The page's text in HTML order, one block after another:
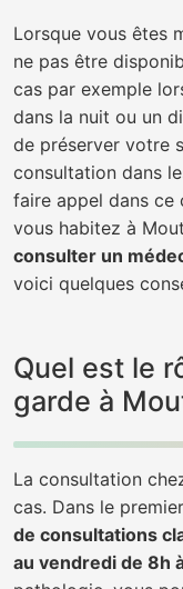
Lorsque vous êtes
ne pas être
cas par exemple
dans la nuit ou un
de préserver votre
consultation dans
faire appel dans ce
vous habitez à
consulter un
voici quelques
Quel est le
garde à
La consultation
cas. Dans le
de consultations
au vendredi de 8h